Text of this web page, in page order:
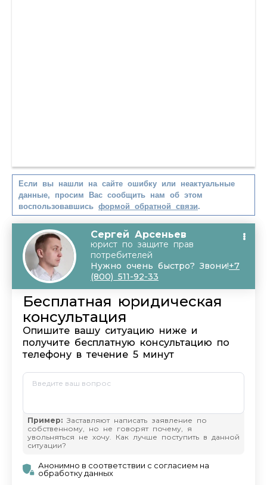
Если вы нашли на сайте ошибку или неактуальные
данные, просим Вас сообщить нам об этом
воспользовавшись формой обратной связи.